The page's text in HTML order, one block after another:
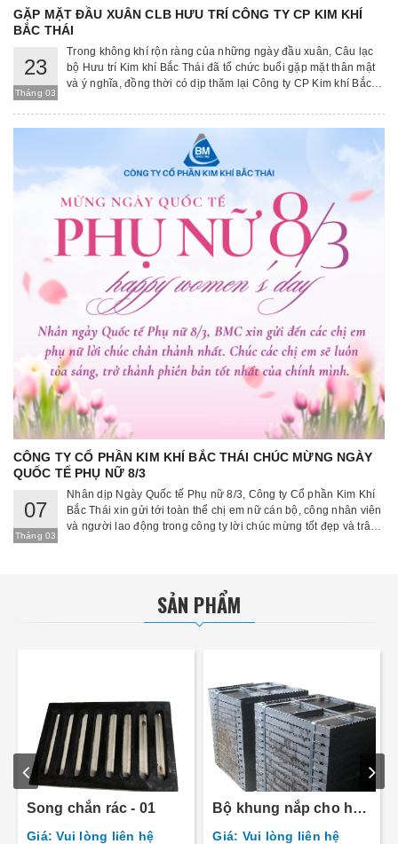
GẶP MẶT ĐẦU XUÂN CLB HƯU TRÍ CÔNG TY CP KIM KHÍ
BẮC THÁI
23
Tháng 03
Trong không khí rộn ràng của những ngày đầu xuân, Câu lạc
bộ Hưu trí Kim khí Bắc Thái đã tổ chức buổi gặp mặt thân mật
và ý nghĩa, đồng thời có dịp thăm lại Công ty CP Kim khí Bắc
hệ cán bộ, công nhân viên.
CÔNG TY CỔ PHẦN KIM KHÍ BẮC THÁI CHÚC MỪNG NGÀY
QUỐC TẾ PHỤ NỮ 8/3
07
Tháng 03
Nhân dịp Ngày Quốc tế Phụ nữ 8/3, Công ty Cổ phần Kim Khí
Bắc Thái xin gửi tới toàn thể chị em nữ cán bộ, công nhân viên
và người lao động trong công ty lời chúc mừng tốt đẹp và trân
SẢN PHẨM
Song chắn rác - 01
Giá: Vui lòng liên hệ
Bộ khung nắp cho hộp
cáp điện 4 hướng
Giá: Vui lòng liên hệ